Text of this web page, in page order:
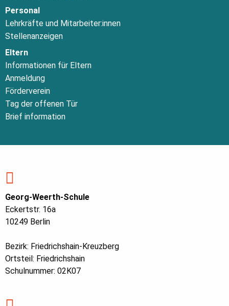
Personal
Lehrkräfte und Mitarbeiter:innen
Stellenanzeigen
Eltern
Informationen für Eltern
Anmeldung
Förderverein
Tag der offenen Tür
Brief information
Georg-Weerth-Schule
Eckertstr. 16a
10249 Berlin
Bezirk: Friedrichshain-Kreuzberg
Ortsteil: Friedrichshain
Schulnummer: 02K07